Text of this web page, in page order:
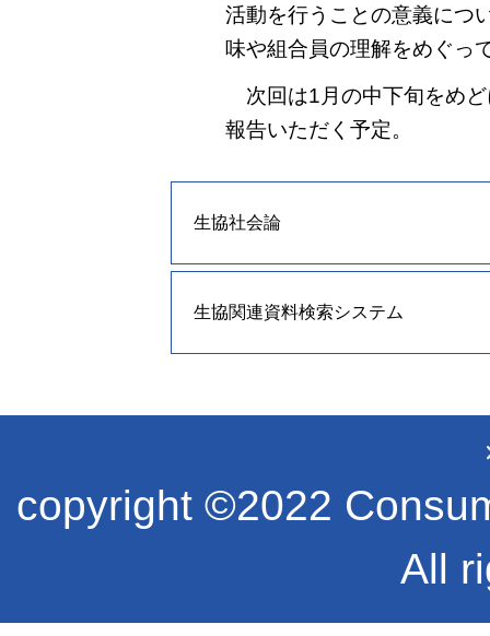
活動を行うことの意義につ
味や組合員の理解をめぐっ
次回は1月の中下旬をめ
報告いただく予定。
生協社会論
生協関連資料検索システム
copyright ©2022
All